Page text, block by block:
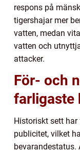
respons på
tigershajar mer
vatten, medan
vatten och
attacker.
För- och
farligaste
Historiskt sett
publicitet, vilket
bevarandestatus.